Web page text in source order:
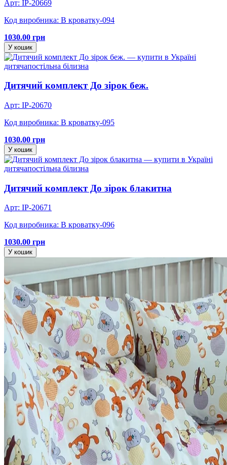
Арт: IP-20669
Код виробника: В кроватку-094
1030.00 грн
У кошик
дитячапостільна білизна
Дитячий комплект До зірок беж.
Арт: IP-20670
Код виробника: В кроватку-095
1030.00 грн
У кошик
дитячапостільна білизна
Дитячий комплект До зірок блакитна
Арт: IP-20671
Код виробника: В кроватку-096
1030.00 грн
У кошик